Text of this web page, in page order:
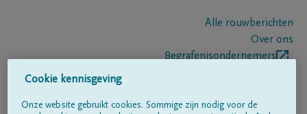
Alle rouwberichten
Over ons
Begrafenisondernemers
Cookie kennisgeving
Onze website gebruikt cookies. Sommige zijn nodig voor de